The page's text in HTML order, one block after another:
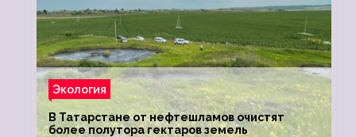
Экология
В Татарстане от нефтешламов очистят
более полутора гектаров земель